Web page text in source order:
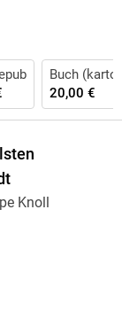
Buch
20,00 €
Knoll